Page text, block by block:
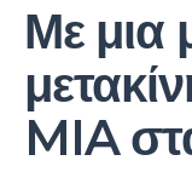
Με μια
MIA